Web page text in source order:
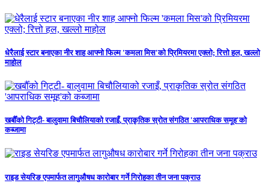
धेरैलाई स्टार बनाएका नीर शाह आफ्नो फिल्म 'कमला मिस'को प्रिमियरमा एक्लो; रित्तो हल, खल्लो
माहोल
खर्बौँको गिट्टी- बालुवामा बिचौलियाको रजाइँ, प्राकृतिक स्रोत संगठित 'आपराधिक समूह'को
कब्जामा
राइड सेयरिङ एपमार्फत लागुऔषध कारोबार गर्ने गिरोहका तीन जना पक्राउ